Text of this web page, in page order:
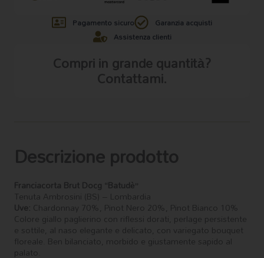
Pagamento sicuro
Garanzia acquisti
Assistenza clienti
Compri in grande quantità?
Contattami.
Descrizione prodotto
Franciacorta Brut Docg “Batudè”
Tenuta Ambrosini (BS) – Lombardia
Uve: Chardonnay 70%, Pinot Nero 20%, Pinot Bianco 10%
Colore giallo paglierino con riflessi dorati, perlage persistente
e sottile, al naso elegante e delicato, con variegato bouquet
floreale. Ben bilanciato, morbido e giustamente sapido al
palato.